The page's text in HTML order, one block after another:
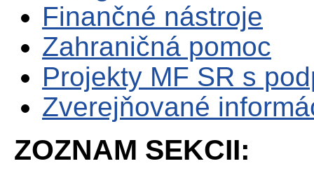
Finančné nástroje
Zahraničná pomoc
Projekty MF SR s
Zverejňované
ZOZNAM SEKCII: